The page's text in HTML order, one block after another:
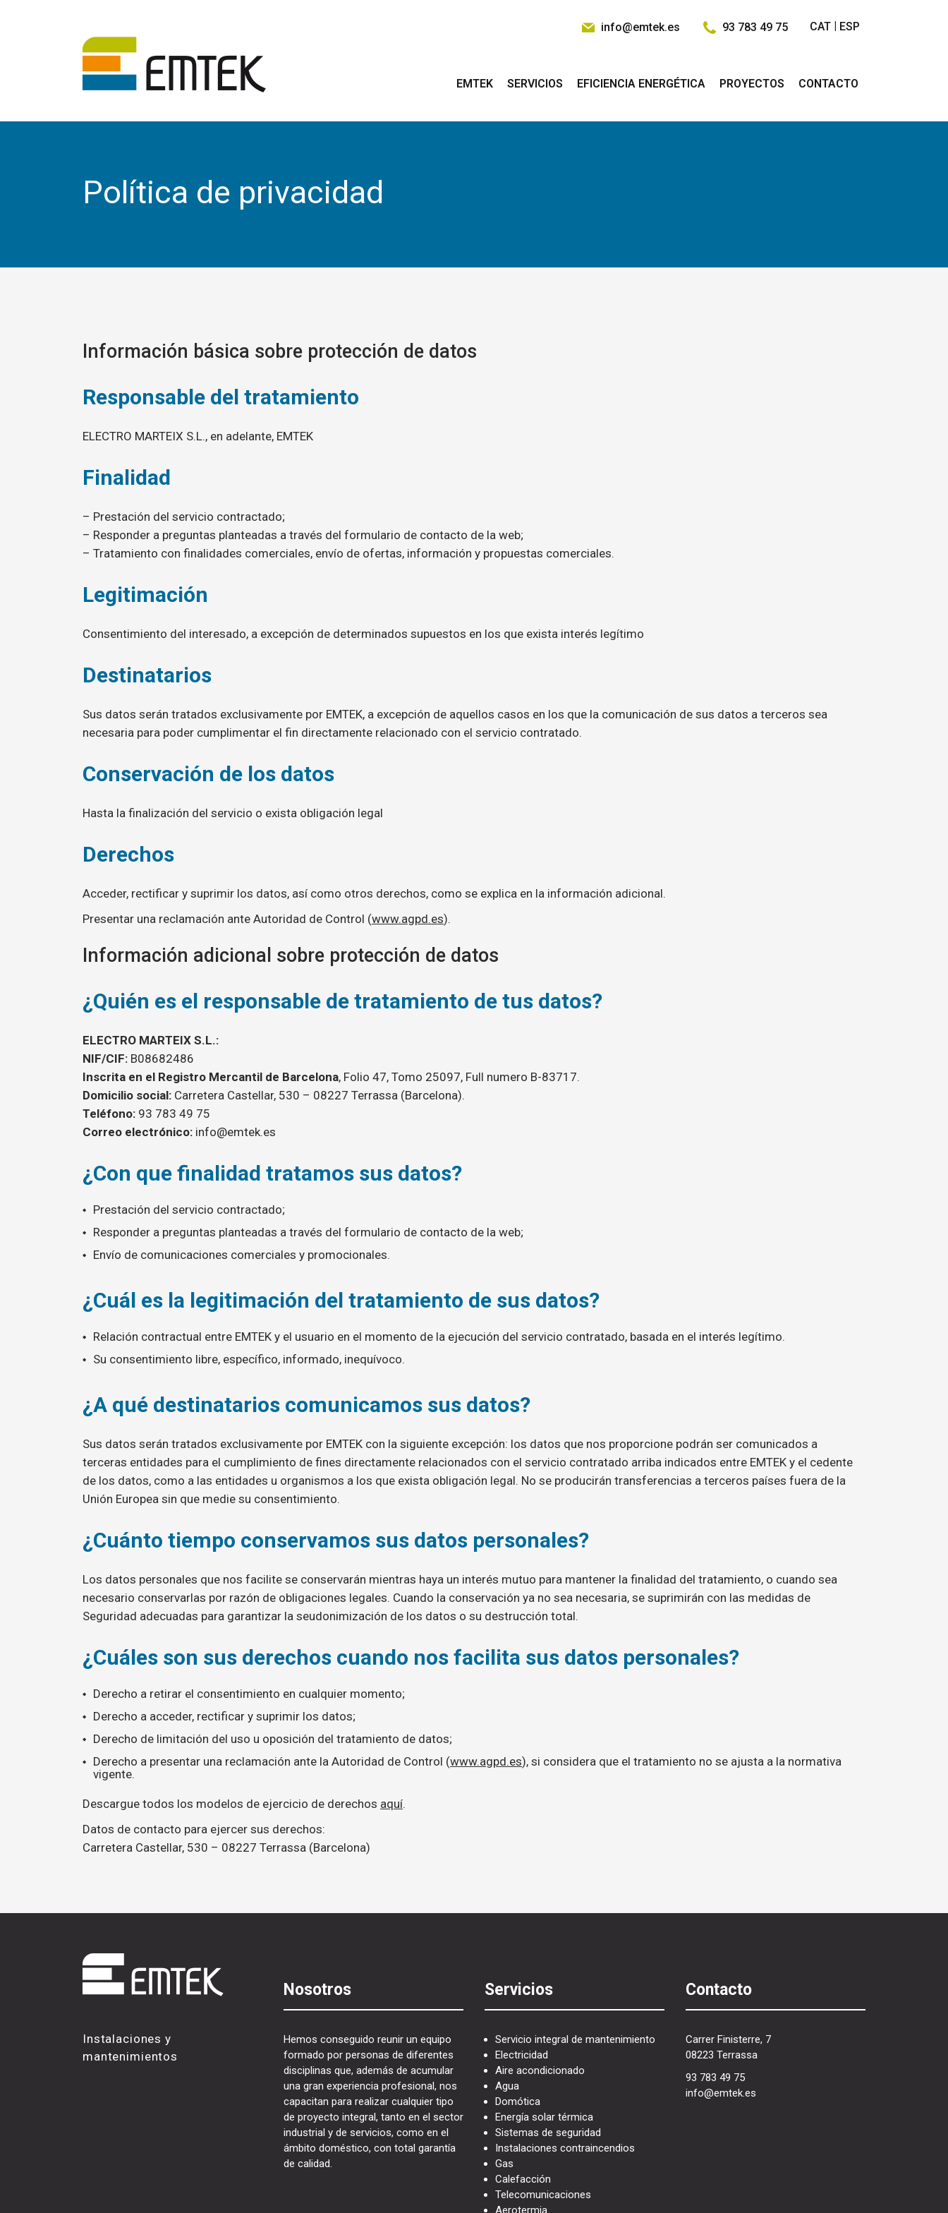
CAT ESP
info@emtek.es 93 783 49 75
EMTEK SERVICIOS EFICIENCIA ENERGÉTICA PROYECTOS CONTACTO
Política de privacidad
Información básica sobre protección de datos
Responsable del tratamiento
ELECTRO MARTEIX S.L., en adelante, EMTEK
Finalidad
– Prestación del servicio contractado;
– Responder a preguntas planteadas a través del formulario de contacto de la web;
– Tratamiento con finalidades comerciales, envío de ofertas, información y propuestas comerciales.
Legitimación
Consentimiento del interesado, a excepción de determinados supuestos en los que exista interés legítimo
Destinatarios
Sus datos serán tratados exclusivamente por EMTEK, a excepción de aquellos casos en los que la comunicación de sus datos a terceros sea
necesaria para poder cumplimentar el fin directamente relacionado con el servicio contratado.
Conservación de los datos
Hasta la finalización del servicio o exista obligación legal
Derechos
Acceder, rectificar y suprimir los datos, así como otros derechos, como se explica en la información adicional.
Presentar una reclamación ante Autoridad de Control (www.agpd.es).
Información adicional sobre protección de datos
¿Quién es el responsable de tratamiento de tus datos?
ELECTRO MARTEIX S.L.:
NIF/CIF: B08682486
Inscrita en el Registro Mercantil de Barcelona, Folio 47, Tomo 25097, Full numero B-83717.
Domicilio social: Carretera Castellar, 530 – 08227 Terrassa (Barcelona).
Teléfono: 93 783 49 75
Correo electrónico: info@emtek.es
¿Con que finalidad tratamos sus datos?
Prestación del servicio contractado;
Responder a preguntas planteadas a través del formulario de contacto de la web;
Envío de comunicaciones comerciales y promocionales.
¿Cuál es la legitimación del tratamiento de sus datos?
Relación contractual entre EMTEK y el usuario en el momento de la ejecución del servicio contratado, basada en el interés legítimo.
Su consentimiento libre, específico, informado, inequívoco.
¿A qué destinatarios comunicamos sus datos?
Sus datos serán tratados exclusivamente por EMTEK con la siguiente excepción: los datos que nos proporcione podrán ser comunicados a
terceras entidades para el cumplimiento de fines directamente relacionados con el servicio contratado arriba indicados entre EMTEK y el cedente
de los datos, como a las entidades u organismos a los que exista obligación legal. No se producirán transferencias a terceros países fuera de la
Unión Europea sin que medie su consentimiento.
¿Cuánto tiempo conservamos sus datos personales?
Los datos personales que nos facilite se conservarán mientras haya un interés mutuo para mantener la finalidad del tratamiento, o cuando sea
necesario conservarlas por razón de obligaciones legales. Cuando la conservación ya no sea necesaria, se suprimirán con las medidas de
Seguridad adecuadas para garantizar la seudonimización de los datos o su destrucción total.
¿Cuáles son sus derechos cuando nos facilita sus datos personales?
Derecho a retirar el consentimiento en cualquier momento;
Derecho a acceder, rectificar y suprimir los datos;
Derecho de limitación del uso u oposición del tratamiento de datos;
Derecho a presentar una reclamación ante la Autoridad de Control (www.agpd.es), si considera que el tratamiento no se ajusta a la normativa
vigente.
Descargue todos los modelos de ejercicio de derechos aquí.
Datos de contacto para ejercer sus derechos:
Carretera Castellar, 530 – 08227 Terrassa (Barcelona)
Instalaciones y
mantenimientos
Nosotros
Hemos conseguido reunir un equipo
formado por personas de diferentes
disciplinas que, además de acumular
una gran experiencia profesional, nos
capacitan para realizar cualquier tipo
de proyecto integral, tanto en el sector
industrial y de servicios, como en el
ámbito doméstico, con total garantía
de calidad.
Servicios
Servicio integral de mantenimiento
Electricidad
Aire acondicionado
Agua
Domótica
Energía solar térmica
Sistemas de seguridad
Instalaciones contraincendios
Gas
Calefacción
Telecomunicaciones
Aerotermia
Contacto
Carrer Finisterre, 7
08223 Terrassa
93 783 49 75
info@emtek.es